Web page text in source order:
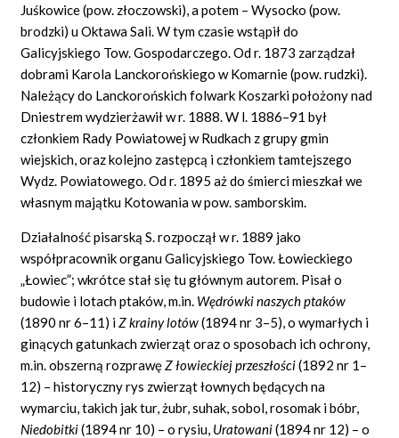
Juśkowice (pow. złoczowski), a potem – Wysocko (pow.
brodzki) u Oktawa Sali. W tym czasie wstąpił do
Galicyjskiego Tow. Gospodarczego. Od r. 1873 zarządzał
dobrami Karola Lanckorońskiego w Komarnie (pow. rudzki).
Należący do Lanckorońskich folwark Koszarki położony nad
Dniestrem wydzierżawił w r. 1888. W l. 1886–91 był
członkiem Rady Powiatowej w Rudkach z grupy gmin
wiejskich, oraz kolejno zastępcą i członkiem tamtejszego
Wydz. Powiatowego. Od r. 1895 aż do śmierci mieszkał we
własnym majątku Kotowania w pow. samborskim.
Działalność pisarską S. rozpoczął w r. 1889 jako
współpracownik organu Galicyjskiego Tow. Łowieckiego
„Łowiec”; wkrótce stał się tu głównym autorem. Pisał o
budowie i lotach ptaków, m.in. Wędrówki naszych ptaków
(1890 nr 6–11) iZkrainy lotów(1894 nr 3–5), o wymarłych i
ginących gatunkach zwierząt oraz o sposobach ich ochrony,
m.in. obszerną rozprawęZłowieckiej przeszłości(1892 nr 1–
12) – historyczny rys zwierząt łownych będących na
wymarciu, takich jak tur, żubr, suhak, sobol, rosomak i bóbr,
Niedobitki(1894 nr 10) – o rysiu, Uratowani(1894 nr 12) – o